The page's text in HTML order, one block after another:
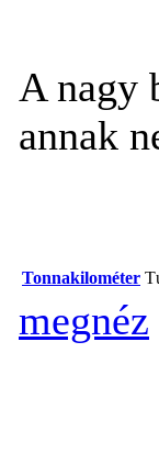
A nagy
annak
Tonnakilométer
megnéz